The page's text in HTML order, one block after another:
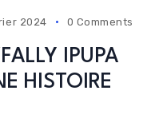
2024 0 Comments
IPUPA
HISTOIRE